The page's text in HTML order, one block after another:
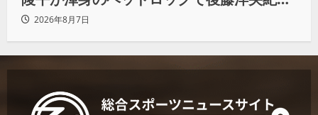
らタップ奪取 執念の「リベンジ＆4勝目」
2026年8月7日